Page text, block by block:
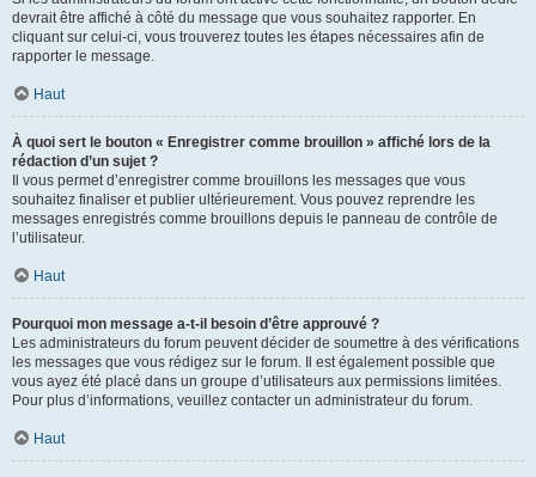
devrait être affiché à côté du message que vous souhaitez rapporter. En
cliquant sur celui-ci, vous trouverez toutes les étapes nécessaires afin de
rapporter le message.
Haut
À quoi sert le bouton « Enregistrer comme brouillon » affiché lors de la
rédaction d’un sujet ?
Il vous permet d’enregistrer comme brouillons les messages que vous
souhaitez finaliser et publier ultérieurement. Vous pouvez reprendre les
messages enregistrés comme brouillons depuis le panneau de contrôle de
l’utilisateur.
Haut
Pourquoi mon message a-t-il besoin d’être approuvé ?
Les administrateurs du forum peuvent décider de soumettre à des vérifications
les messages que vous rédigez sur le forum. Il est également possible que
vous ayez été placé dans un groupe d’utilisateurs aux permissions limitées.
Pour plus d’informations, veuillez contacter un administrateur du forum.
Haut